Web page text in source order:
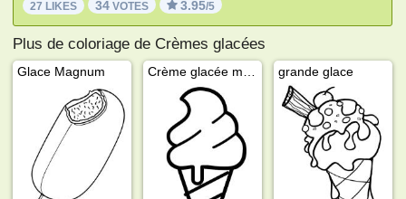
27 LIKES 34 VOTES 3.95/5
Plus de coloriage de Crèmes glacées
Glace Magnum grande glace